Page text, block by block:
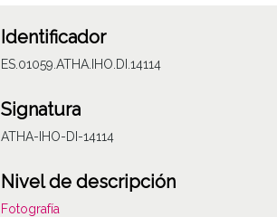
Identificador
ES.01059.ATHA.IHO.DI.14114
Signatura
ATHA-IHO-DI-14114
Nivel de descripción
Fotografía